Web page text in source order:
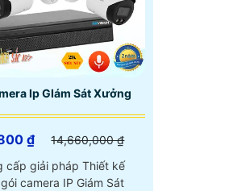
Ip GIám Sát Xưởng
₫
14,660,000 ₫
cấp giải pháp Thiết kế
camera IP Giám Sát